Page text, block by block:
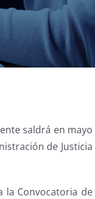
saldrá en mayo
de Justicia
la Convocatoria de